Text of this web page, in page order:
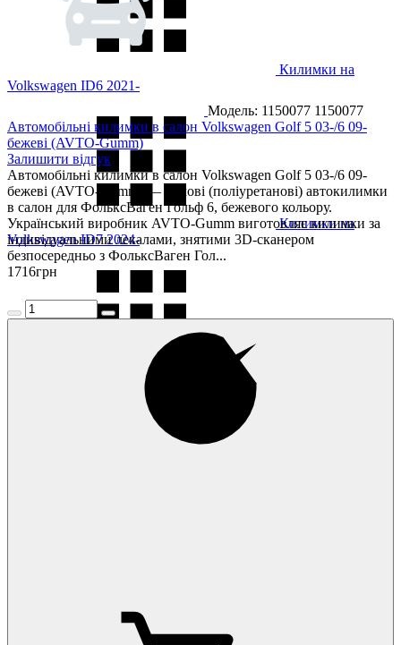
Килимки на
Volkswagen ID6 2021-
Килимки на
Volkswagen ID7 2024-
Volkswagen ID.UNYX 2024-
Модель: 1150077 1150077
Автомобільні килимки в салон Volkswagen Golf 5 03-/6 09-
бежеві (AVTO-Gumm)
Залишити відгук
Автомобільні килимки в салон Volkswagen Golf 5 03-/6 09-
бежеві (AVTO-Gumm) — гумові (поліуретанові) автокилимки
в салон для ФольксВаген Гольф 6, бежевого кольору.
Український виробник AVTO-Gumm виготовляє килимки за
індивідуальними лекалами, знятими 3D-сканером
безпосередньо з ФольксВаген Гол...
1716грн